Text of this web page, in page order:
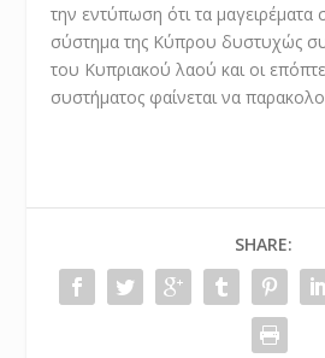
την εντύπωση ότι τα μαγειρέματα
σύστημα της Κύπρου δυστυχώς
του Κυπριακού λαού και οι
συστήματος φαίνεται να
SHARE: